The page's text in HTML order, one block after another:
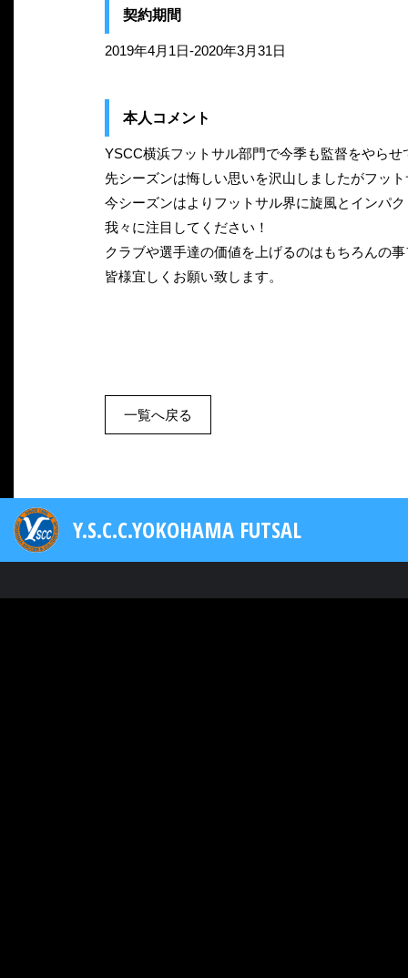
契約期間
2019年4月1日-2020年3月31日
本人コメント
YSCC横浜フットサル部門で今季も監督をやら
先シーズンは悔しい思いを沢山しましたがフッ
今シーズンはよりフットサル界に旋風とインパ
我々に注目してください！
クラブや選手達の価値を上げるのはもちろんの
皆様宜しくお願い致します。
一覧へ戻る
Y.S.C.C.YOKOHAMA FUTSAL